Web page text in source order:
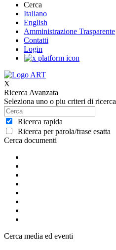
Cerca
Italiano
English
Amministrazione Trasparente
Contatti
Login
X
Ricerca Avanzata
Seleziona uno o piu criteri di ricerca
Ricerca rapida
Ricerca per parola/frase esatta
Cerca documenti
Cerca media ed eventi